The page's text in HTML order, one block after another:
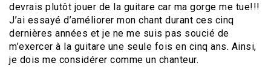
devrais plutôt jouer de la guitare car ma gorge me tue!!!
J’ai essayé d’améliorer mon chant durant ces cinq
dernières années et je ne me suis pas soucié de
m’exercer à la guitare une seule fois en cinq ans. Ainsi,
je dois me considérer comme un chanteur.